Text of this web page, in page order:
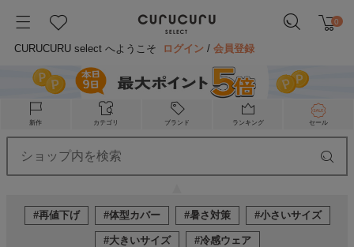
0
CURUCURU select へようこそ ログイン /会員登録
新作 カテゴリ ブランド ランキング セール
#再値下げ #体型カバー #暑さ対策 #小さいサイズ
#大きいサイズ #冷感ウェア